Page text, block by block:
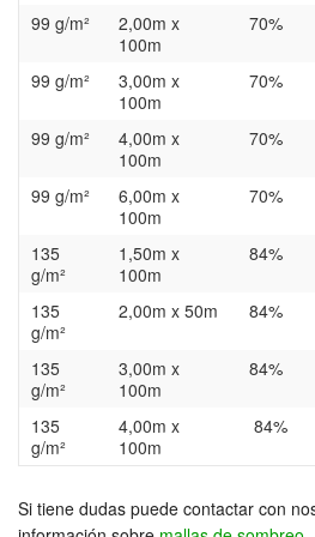
99 g/m²
2,00m x
100m
70%
99 g/m²
3,00m x
100m
70%
99 g/m²
4,00m x
100m
70%
99 g/m²
6,00m x
100m
70%
135
g/m²
1,50m x
100m
84%
135
g/m²
2,00m x 50m 84%
135
g/m²
3,00m x
100m
84%
135
g/m²
4,00m x
100m
84%
Si tiene dudas puede contactar con